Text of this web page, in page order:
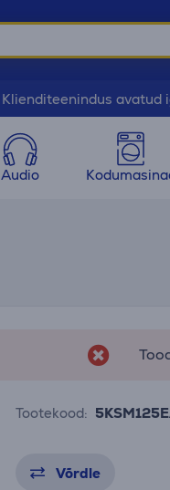
Klienditeenindus avatud
Audio
Tootekood:
Võrdle